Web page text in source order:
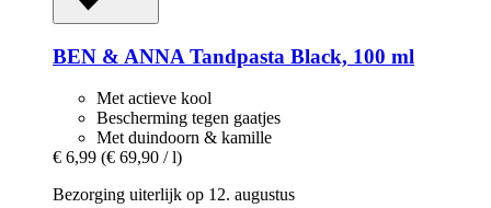
BEN & ANNA Tandpasta Black, 100 ml
Met actieve kool
Bescherming tegen gaatjes
Met duindoorn & kamille
€ 6,99 (€ 69,90 / l)
Bezorging uiterlijk op 12. augustus